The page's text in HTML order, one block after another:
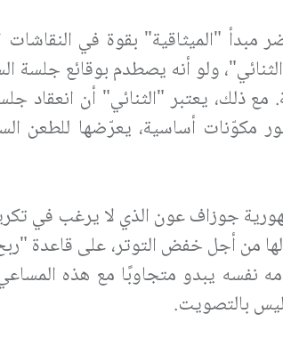
"الميثاقية" بقوة في النقاشات
ولو أنه يصطدم بوقائع جلسة
مع ذلك، يعتبر "الثنائي" أن انعقاد
مكوّنات أساسية، يعرّضها للطعن
جوزاف عون الذي لا يرغب في
من أجل خفض التوتر، على قاعدة
نفسه يبدو متجاوبًا مع هذه
بالتصويت.